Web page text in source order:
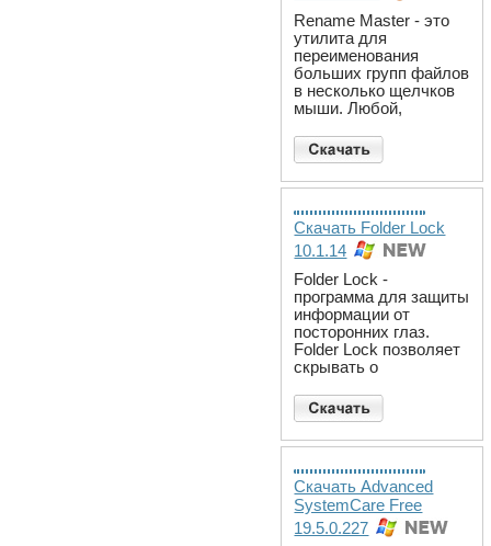
Rename Master - это
утилита для
переименования
больших групп файлов
в несколько щелчков
мыши. Любой,
Скачать Folder Lock
10.1.14
Folder Lock -
программа для защиты
информации от
посторонних глаз.
Folder Lock позволяет
скрывать о
Скачать Advanced
SystemCare Free
19.5.0.227